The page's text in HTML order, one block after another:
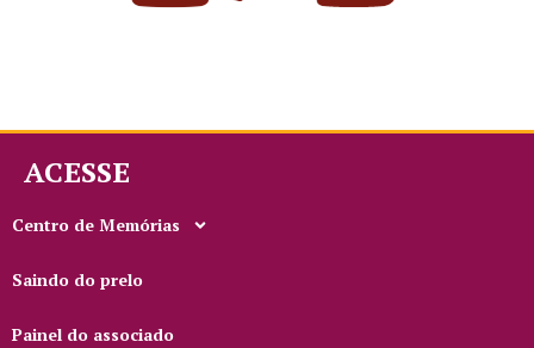
ACESSE
Centro de Memórias
Saindo do prelo
Painel do associado